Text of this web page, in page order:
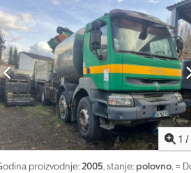
1 /
proizvodnje:2005, stanje: polovno, =